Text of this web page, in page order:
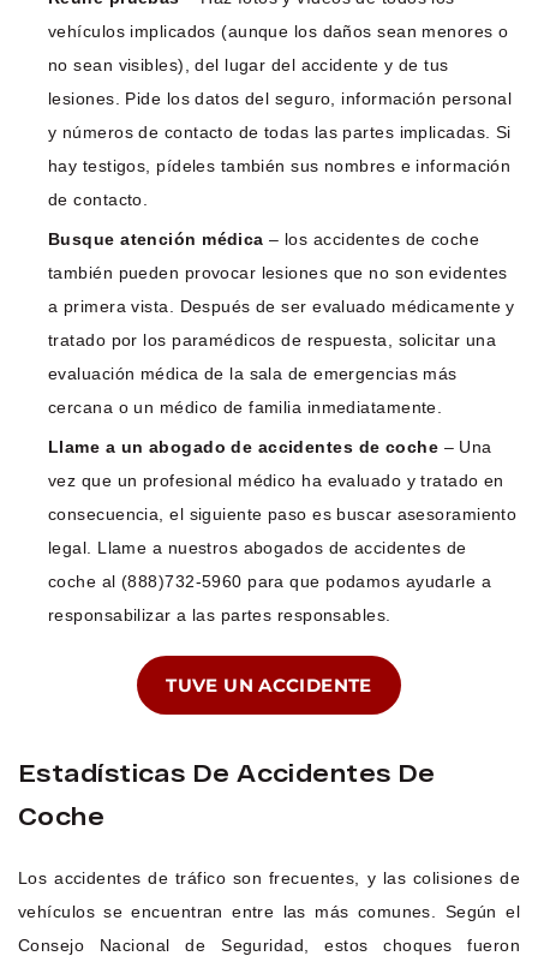
vehículos implicados (aunque los daños sean menores o
no sean visibles), del lugar del accidente y de tus
lesiones. Pide los datos del seguro, información personal
y números de contacto de todas las partes implicadas. Si
hay testigos, pídeles también sus nombres e información
de contacto.
Busque atención médica– los accidentes de coche
también pueden provocar lesiones que no son evidentes
a primera vista. Después de ser evaluado médicamente y
tratado por los paramédicos de respuesta, solicitar una
evaluación médica de la sala de emergencias más
cercana o un médico de familia inmediatamente.
Llame a un abogado de accidentes de coche – Una
vez que un profesional médico ha evaluado y tratado en
consecuencia, el siguiente paso es buscar asesoramiento
legal. Llame a nuestros abogados de accidentes de
coche al (888)732-5960 para que podamos ayudarle a
responsabilizar a las partes responsables.
TUVE UN ACCIDENTE
Estadísticas De Accidentes De
Coche
Los accidentes de tráfico son frecuentes, y las colisiones de
vehículos se encuentran entre las más comunes. Según el
Consejo Nacional de Seguridad, estos choques fueron